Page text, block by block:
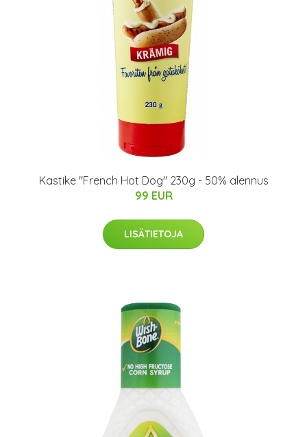
Kastike "French Hot Dog" 230g - 50% alennus
99 EUR
LISÄTIETOJA